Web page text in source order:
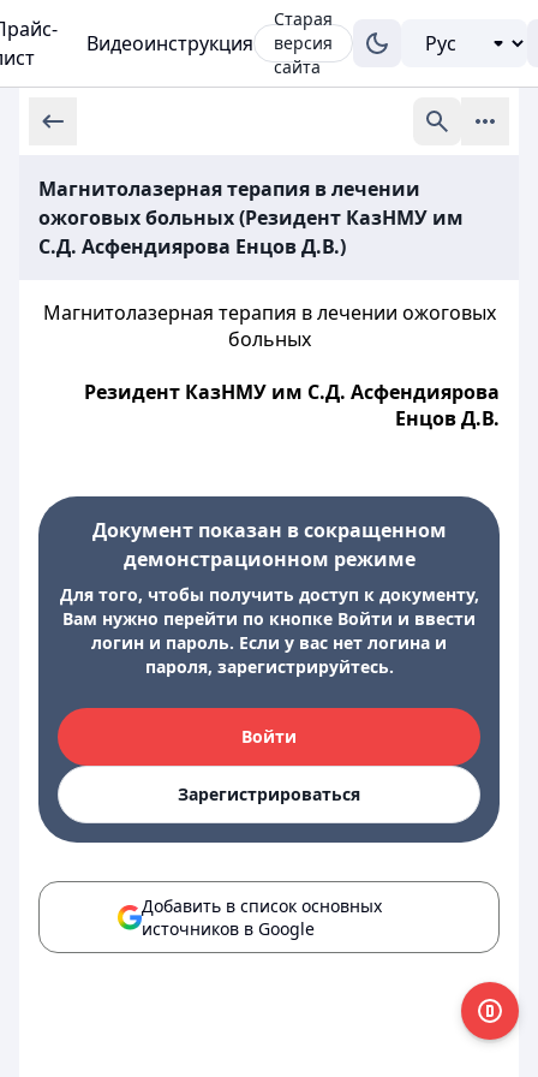
Видеоинструкция
Старая
версия
сайта
Магнитолазерная терапия в лечении
ожоговых больных (Резидент КазНМУ им
С.Д. Асфендиярова Енцов Д.В.)
Магнитолазерная терапия в лечении ожоговых
больных
Резидент КазНМУ им С.Д. Асфендиярова
Енцов Д.В.
Документ показан в сокращенном
демонстрационном режиме
Для того, чтобы получить доступ к документу,
Вам нужно перейти по кнопке Войти и ввести
логин и пароль. Если у вас нет логина и
пароля, зарегистрируйтесь.
Войти
Зарегистрироваться
Добавить в список основных
источников в Google